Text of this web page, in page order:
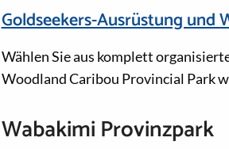
Goldseekers-Ausrüstung und
Wählen Sie aus komplett
Woodland Caribou Provincial Park
Wabakimi Provinzpark